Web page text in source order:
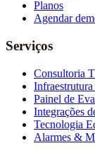
Planos
Agendar
Serviços
Consultoria
Painel de
Integrações
Tecnologia
Alarmes &